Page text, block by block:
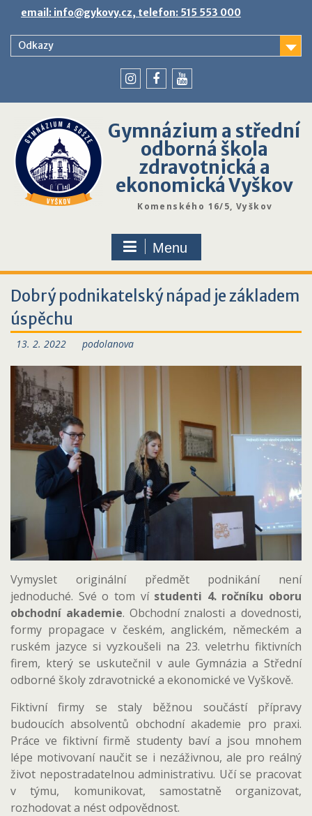
content
email: info@gykovy.cz, telefon: 515 553 000
Odkazy
Gymnázium a střední
odborná škola
zdravotnická a
ekonomická Vyškov
Komenského 16/5, Vyškov
Menu
Dobrý podnikatelský nápad je základem
úspěchu
13. 2. 2022 podolanova
Vymyslet originální předmět podnikání není
jednoduché. Své o tom ví studenti 4. ročníku oboru
obchodní akademie. Obchodní znalosti a dovednosti,
formy propagace v českém, anglickém, německém a
ruském jazyce si vyzkoušeli na 23. veletrhu fiktivních
firem, který se uskutečnil v aule Gymnázia a Střední
odborné školy zdravotnické a ekonomické ve Vyškově.
Fiktivní firmy se staly běžnou součástí přípravy
budoucích absolventů obchodní akademie pro praxi.
Práce ve fiktivní firmě studenty baví a jsou mnohem
lépe motivovaní naučit se i nezáživnou, ale pro reálný
život nepostradatelnou administrativu. Učí se pracovat
v týmu, komunikovat, samostatně organizovat,
rozhodovat a nést odpovědnost.